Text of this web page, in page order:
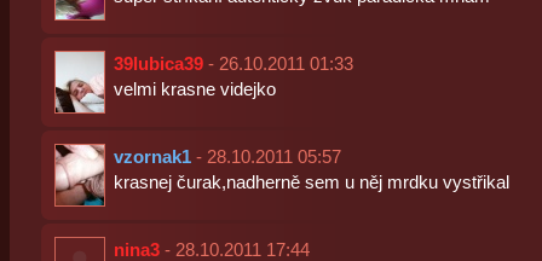
39lubica39- 26.10.2011 01:33
velmi krasne videjko
vzornak1- 28.10.2011 05:57
krasnej čurak,nadherně sem u něj mrdku vystřikal
nina3- 28.10.2011 17:44